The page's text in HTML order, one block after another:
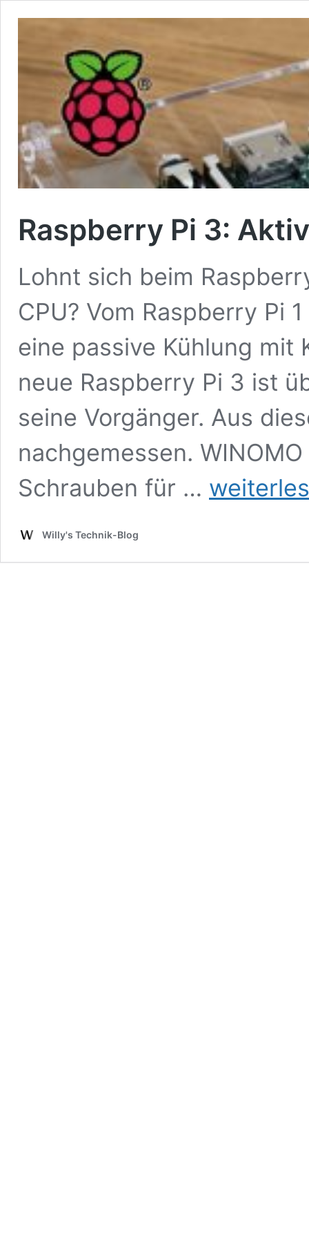
Raspberry Pi 3:
Lohnt sich beim
CPU? Vom Raspberry Pi
eine passive Kühlung mit
neue Raspberry Pi 3 ist
seine Vorgänger. Aus
nachgemessen.
Schrauben für …
Raspberry
Pi
Willy's Technik-Blog